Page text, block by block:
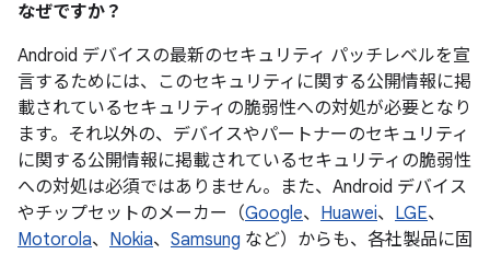
なぜですか？
Android デバイスの最新のセキュリティ パッチレベルを宣
言するためには、このセキュリティに関する公開情報に掲
載されているセキュリティの脆弱性への対処が必要となり
ます。それ以外の、デバイスやパートナーのセキュリティ
に関する公開情報に掲載されているセキュリティの脆弱性
への対処は必須ではありません。また、Android デバイス
やチップセットのメーカー（Google、 Huawei、 LGE、
Motorola、 Nokia、 Samsung など）からも、各社製品に固